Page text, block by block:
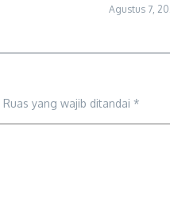
Agustus 7,
Ruas yang wajib ditandai *